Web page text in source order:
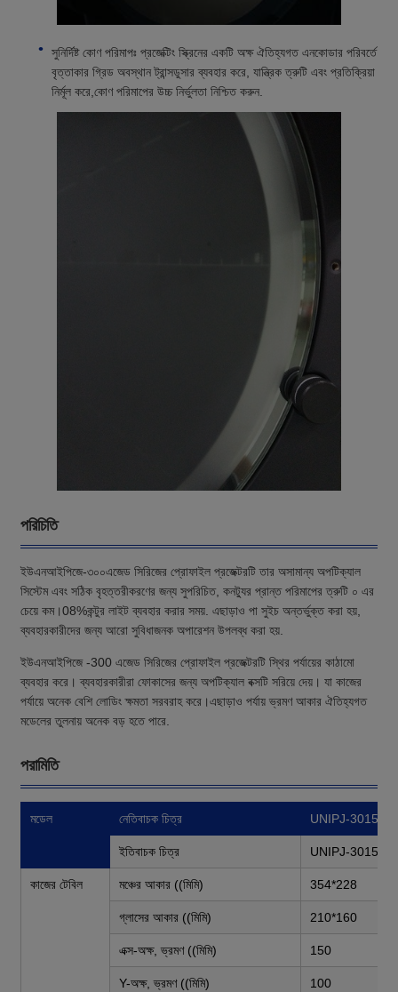
সুনির্দিষ্ট কোণ পরিমাপঃ প্রজেক্টিং স্ক্রিনের একটি অক্ষ ঐতিহ্যগত এনকোডার পরিবর্তে
বৃত্তাকার গ্রিড অবস্থান ট্রান্সডুসার ব্যবহার করে, যান্ত্রিক ত্রুটি এবং প্রতিক্রিয়া
নির্মূল করে,কোণ পরিমাপের উচ্চ নির্ভুলতা নিশ্চিত করুন.
পরিচিতি
ইউএনআইপিজে-৩০০এজেড সিরিজের প্রোফাইল প্রজেক্টরটি তার অসামান্য অপটিক্যাল
সিস্টেম এবং সঠিক বৃহত্তরীকরণের জন্য সুপরিচিত, কনট্যুর প্রান্ত পরিমাপের ত্রুটি ০ এর
চেয়ে কম।08%কন্টুর লাইট ব্যবহার করার সময়. এছাড়াও পা সুইচ অন্তর্ভুক্ত করা হয়,
ব্যবহারকারীদের জন্য আরো সুবিধাজনক অপারেশন উপলব্ধ করা হয়.
ইউএনআইপিজে -300 এজেড সিরিজের প্রোফাইল প্রজেক্টরটি স্থির পর্যায়ের কাঠামো
ব্যবহার করে। ব্যবহারকারীরা ফোকাসের জন্য অপটিক্যাল বক্সটি সরিয়ে দেয়। যা কাজের
পর্যায়ে অনেক বেশি লোডিং ক্ষমতা সরবরাহ করে।এছাড়াও পর্যায় ভ্রমণ আকার ঐতিহ্যগত
মডেলের তুলনায় অনেক বড় হতে পারে.
পরামিতি
মডেল নেতিবাচক চিত্র UNIPJ-3015A
ইতিবাচক চিত্র UNIPJ-3015AZ
কাজের টেবিল মঞ্চের আকার ((মিমি) 354*228
গ্লাসের আকার ((মিমি) 210*160
এক্স-অক্ষ, ভ্রমণ ((মিমি) 150
Y-অক্ষ, ভ্রমণ ((মিমি) 100